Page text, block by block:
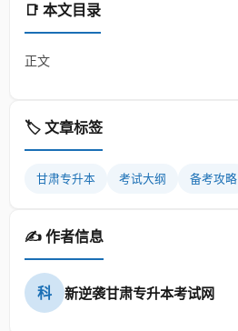
📑 本文目录
正文
🏷️ 文章标签
甘肃专升本 考试大纲 备考攻略
✍️ 作者信息
科 新逆袭甘肃专升本考试网